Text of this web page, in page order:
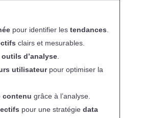
pour identifier les tendances
clairs et mesurables.
outils d’analyse.
utilisateurpour optimiser la
contenu grâce à l’analyse.
pour une stratégie data